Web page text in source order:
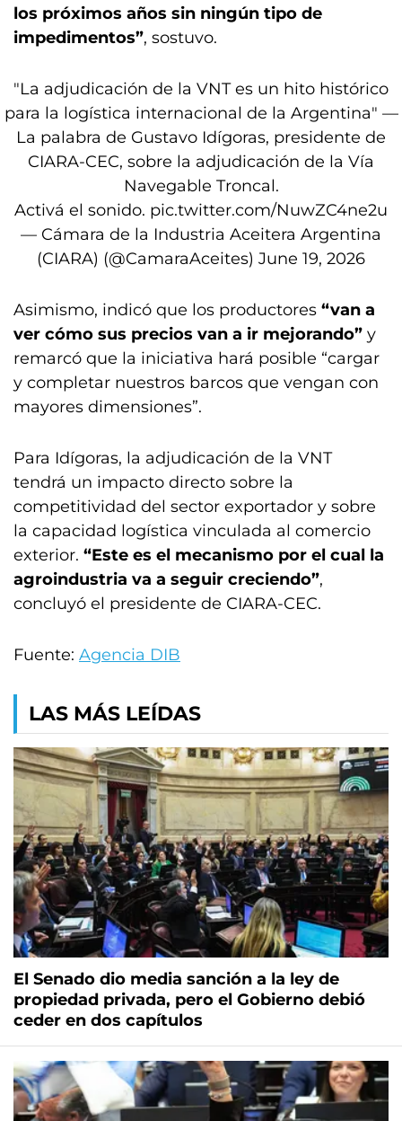
los próximos años sin ningún tipo de
impedimentos”, sostuvo.
"La adjudicación de la VNT es un hito histórico
para la logística internacional de la Argentina" —
La palabra de Gustavo Idígoras, presidente de
CIARA-CEC, sobre la adjudicación de la Vía
Navegable Troncal.
Activá el sonido. pic.twitter.com/NuwZC4ne2u
— Cámara de la Industria Aceitera Argentina
(CIARA) (@CamaraAceites) June 19, 2026
Asimismo, indicó que los productores “van a
ver cómo sus precios van a ir mejorando” y
remarcó que la iniciativa hará posible “cargar
y completar nuestros barcos que vengan con
mayores dimensiones”.
Para Idígoras, la adjudicación de la VNT
tendrá un impacto directo sobre la
competitividad del sector exportador y sobre
la capacidad logística vinculada al comercio
exterior. “Este es el mecanismo por el cual la
agroindustria va a seguir creciendo”,
concluyó el presidente de CIARA-CEC.
Fuente: Agencia DIB
LAS MÁS LEÍDAS
El Senado dio media sanción a la ley de
propiedad privada, pero el Gobierno debió
ceder en dos capítulos